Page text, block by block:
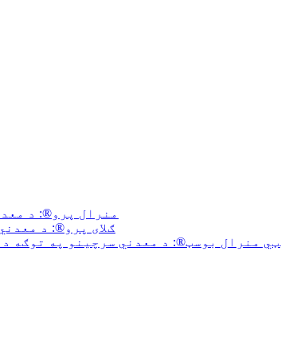
منرال پرو®: د
ګلای پرو®: د
منرال بوسټ®: د معدني سرچینو په توګه